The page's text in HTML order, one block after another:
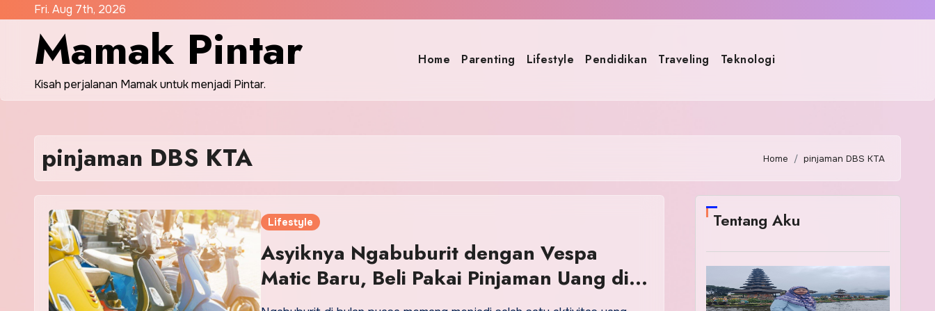
content
Fri. Aug 7th, 2026
Mamak Pintar
Kisah perjalanan Mamak untuk menjadi Pintar.
Home Parenting Lifestyle Pendidikan Traveling Teknologi
pinjaman DBS KTA Home pinjaman DBS KTA
Lifestyle
Asyiknya Ngabuburit dengan Vespa
Matic Baru, Beli Pakai Pinjaman Uang di
Bank
Tentang Aku